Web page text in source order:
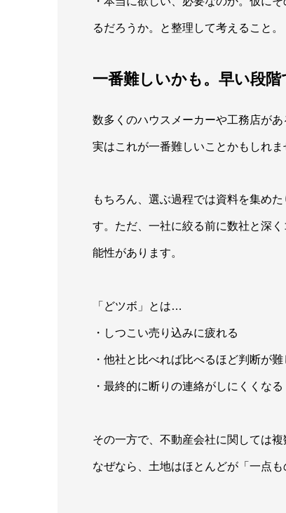
るだろうか。と整理して考えること。
一番難しいかも。早い段
数多くのハウスメーカーや工務店が
実はこれが一番難しいことかもしれま
もちろん、選ぶ過程では資料を集め
す。ただ、一社に絞る前に数社と深
能性があります。
「どツボ」とは…
・しつこい売り込みに疲れる
・他社と比べれば比べるほど判断が難
・最終的に断りの連絡がしにくくな
その一方で、不動産会社に関しては
なぜなら、土地はほとんどが「一点